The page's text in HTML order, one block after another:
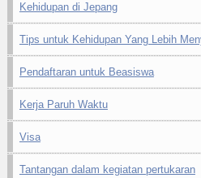
Kehidupan di Jepang
Tips untuk Kehidupan Yang Lebih
Pendaftaran untuk Beasiswa
Kerja Paruh Waktu
Visa
Tantangan dalam kegiatan pertukaran